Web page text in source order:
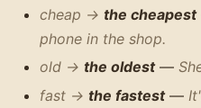
cheap → the cheapest
phone in the shop.
old → the oldest—
fast → the fastest—